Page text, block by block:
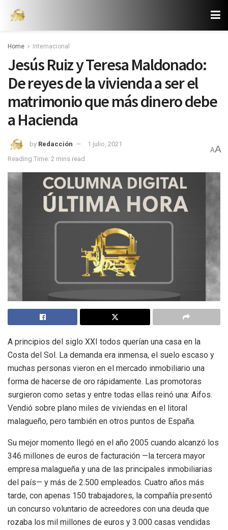
Home Internacional
Jesús Ruiz y Teresa Maldonado:
De reyes de la vivienda a ser el
matrimonio que más dinero debe
a Hacienda
by Redacción
1 julio, 2021
Reading Time: 2 mins read
AA
A principios del siglo XXI todos querían una casa en la
Costa del Sol. La demanda era inmensa, el suelo escaso y
muchas personas vieron en el mercado inmobiliario una
forma de hacerse de oro rápidamente. Las promotoras
surgieron como setas y entre todas ellas reinó una: Aifos.
Vendió sobre plano miles de viviendas en el litoral
malagueño, pero también en otros puntos de España.
Su mejor momento llegó en el año 2005 cuando alcanzó los
346 millones de euros de facturación —la tercera mayor
empresa malagueña y una de las principales inmobiliarias
del país— y más de 2.500 empleados. Cuatro años más
tarde, con apenas 150 trabajadores, la compañía presentó
un concurso voluntario de acreedores con una deuda que
rozaba los mil millones de euros y 3.000 casas vendidas